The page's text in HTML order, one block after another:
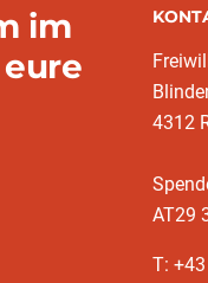
im
4312
AT29
T: